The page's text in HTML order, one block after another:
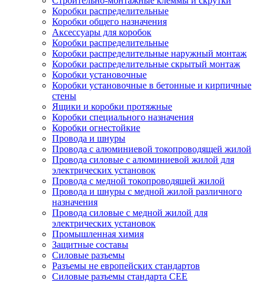
Коробки распределительные
Коробки общего назначения
Аксессуары для коробок
Коробки распределительные
Коробки распределительные наружный монтаж
Коробки распределительные скрытый монтаж
Коробки установочные
Коробки установочные в бетонные и кирпичные
стены
Ящики и коробки протяжные
Коробки специального назначения
Коробки огнестойкие
Провода и шнуры
Провода с алюминиевой токопроводящей жилой
Провода силовые с алюминиевой жилой для
электрических установок
Провода с медной токопроводящей жилой
Провода и шнуры с медной жилой различного
назначения
Провода силовые с медной жилой для
электрических установок
Промышленная химия
Защитные составы
Силовые разъемы
Разъемы не европейских стандартов
Силовые разъемы стандарта CEE